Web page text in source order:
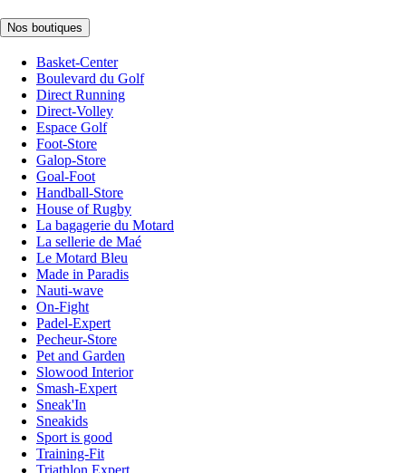
Nos boutiques
Basket-Center
Boulevard du Golf
Direct Running
Direct-Volley
Espace Golf
Foot-Store
Galop-Store
Goal-Foot
Handball-Store
House of Rugby
La bagagerie du Motard
La sellerie de Maé
Le Motard Bleu
Made in Paradis
Nauti-wave
On-Fight
Padel-Expert
Pecheur-Store
Pet and Garden
Slowood Interior
Smash-Expert
Sneak'In
Sneakids
Sport is good
Training-Fit
Triathlon Expert